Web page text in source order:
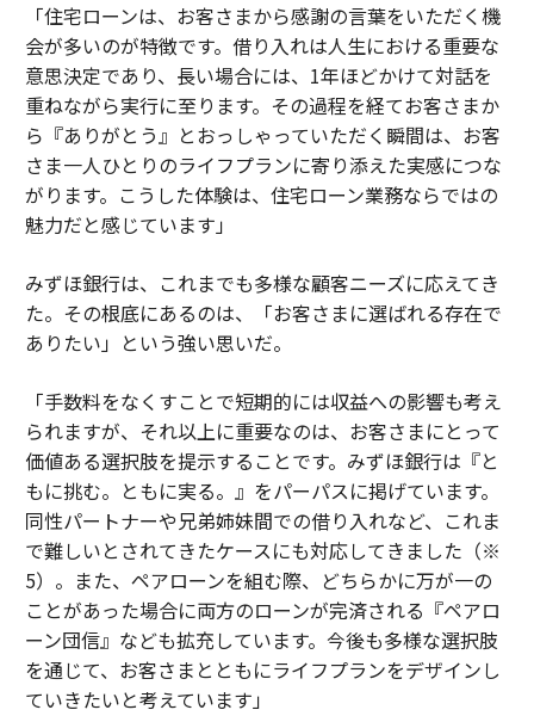
「住宅ローンは、お客さまから感謝の言葉をいただく機
会が多いのが特徴です。借り入れは人生における重要な
意思決定であり、長い場合には、1年ほどかけて対話を
重ねながら実行に至ります。その過程を経てお客さまか
ら『ありがとう』とおっしゃっていただく瞬間は、お客
さま一人ひとりのライフプランに寄り添えた実感につな
がります。こうした体験は、住宅ローン業務ならではの
魅力だと感じています」
みずほ銀行は、これまでも多様な顧客ニーズに応えてき
た。その根底にあるのは、「お客さまに選ばれる存在で
ありたい」という強い思いだ。
「手数料をなくすことで短期的には収益への影響も考え
られますが、それ以上に重要なのは、お客さまにとって
価値ある選択肢を提示することです。みずほ銀行は『と
もに挑む。ともに実る。』をパーパスに掲げています。
同性パートナーや兄弟姉妹間での借り入れなど、これま
で難しいとされてきたケースにも対応してきました（※
5）。また、ペアローンを組む際、どちらかに万が一の
ことがあった場合に両方のローンが完済される『ペアロ
ーン団信』なども拡充しています。今後も多様な選択肢
を通じて、お客さまとともにライフプランをデザインし
ていきたいと考えています」